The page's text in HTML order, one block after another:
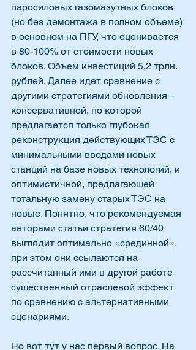
паросиловых газомазутных блоков
(но без демонтажа в полном объеме)
в основном на ПГУ, что оценивается
в 80-100% от стоимости новых
блоков. Объем инвестиций 5,2 трлн.
рублей. Далее идет сравнение с
другими стратегиями обновления –
консервативной, по которой
предлагается только глубокая
реконструкция действующих ТЭС с
минимальными вводами новых
станций на базе новых технологий, и
оптимистичной, предлагающей
тотальную замену старых ТЭС на
новые. Понятно, что рекомендуемая
авторами статьи стратегия 60/40
выглядит оптимально «срединной»,
при этом они ссылаются на
рассчитанный ими в другой работе
существенный отраслевой эффект
по сравнению с альтернативными
сценариями.
Но вот тут у нас первый вопрос. На